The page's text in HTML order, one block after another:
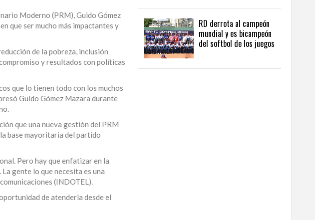
Moderno (PRM), Guido Gómez
que ser mucho más impactantes y
de la pobreza, inclusión
y resultados con políticas
que lo tienen todo con los muchos
Guido Gómez Mazara durante
que una nueva gestión del PRM
base mayoritaria del partido
Pero hay que enfatizar en la
gente lo que necesita es una
(INDOTEL).
de atenderla desde el
RD derrota al campeón
mundial y es bicampeón
del softbol de los juegos